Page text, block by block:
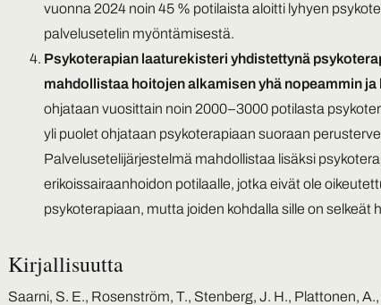
vuonna 2024 noin 45 % potilaista aloitti lyhyen
palvelusetelin myöntämisestä.
Psykoterapian laaturekisteri yhdistettynä
mahdollistaa hoitojen alkamisen yhä nopeammin
ohjataan vuosittain noin 2000–3000 potilasta
yli puolet ohjataan psykoterapiaan suoraan
Palvelusetelijärjestelmä mahdollistaa lisäksi
erikoissairaanhoidon potilaalle, jotka eivät ole
psykoterapiaan, mutta joiden kohdalla sille on selkeät
Kirjallisuutta
Saarni, S. E., Rosenström, T., Stenberg, J. H., Plattonen,